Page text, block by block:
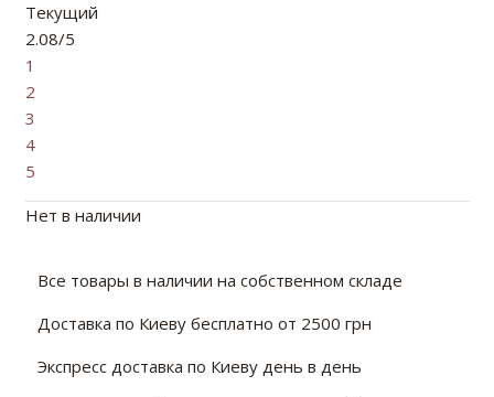
Текущий
2.08/5
1
2
3
4
5
Нет в наличии
Все товары в наличии на собственном складе
Доставка по Киеву бесплатно от 2500 грн
Экспресс доставка по Киеву день в день